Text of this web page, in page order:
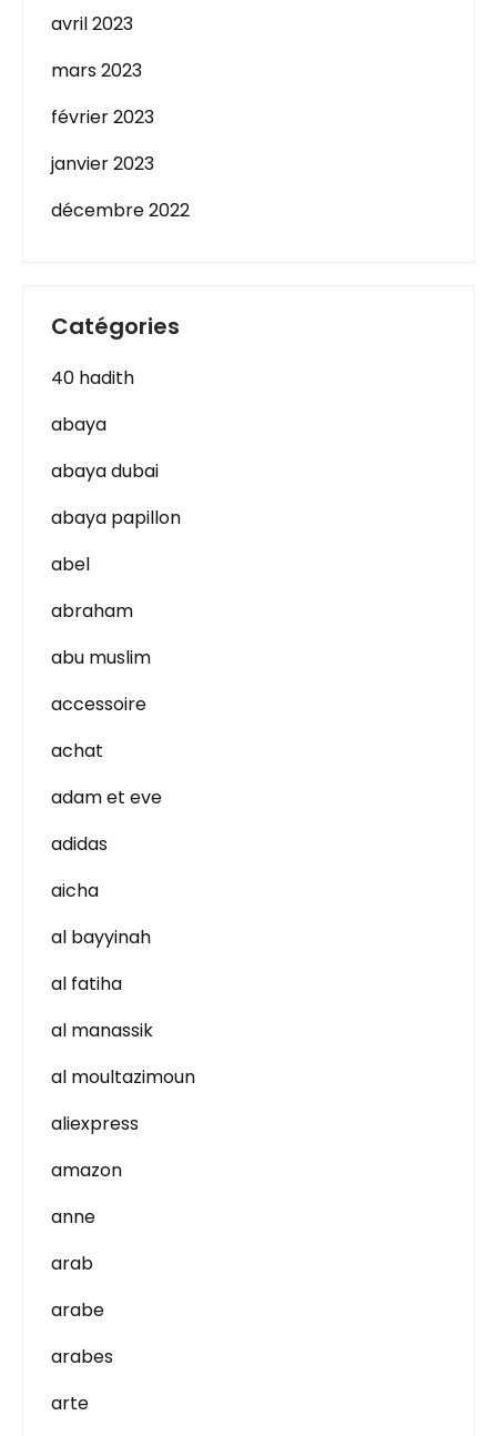
avril 2023
mars 2023
février 2023
janvier 2023
décembre 2022
Catégories
40 hadith
abaya
abaya dubai
abaya papillon
abel
abraham
abu muslim
accessoire
achat
adam et eve
adidas
aicha
al bayyinah
al fatiha
al manassik
al moultazimoun
aliexpress
amazon
anne
arab
arabe
arabes
arte